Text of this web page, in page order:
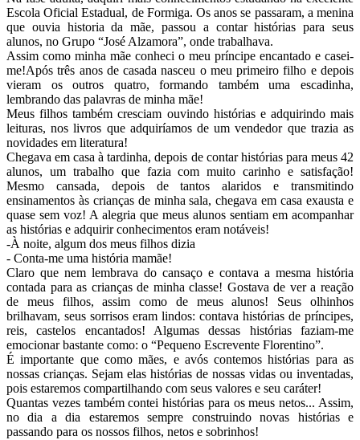
Escola Oficial Estadual, de Formiga. Os anos se passaram, a menina
que ouvia historia da mãe, passou a contar histórias para seus
alunos, no Grupo “José Alzamora”, onde trabalhava.
Assim como minha mãe conheci o meu príncipe encantado e casei-
me!Após três anos de casada nasceu o meu primeiro filho e depois
vieram os outros quatro, formando também uma escadinha,
lembrando das palavras de minha mãe!
Meus filhos também cresciam ouvindo histórias e adquirindo mais
leituras, nos livros que adquiríamos de um vendedor que trazia as
novidades em literatura!
Chegava em casa à tardinha, depois de contar histórias para meus 42
alunos, um trabalho que fazia com muito carinho e satisfação!
Mesmo cansada, depois de tantos alaridos e transmitindo
ensinamentos às crianças de minha sala, chegava em casa exausta e
quase sem voz! A alegria que meus alunos sentiam em acompanhar
as histórias e adquirir conhecimentos eram notáveis!
-À noite, algum dos meus filhos dizia
- Conta-me uma história mamãe!
Claro que nem lembrava do cansaço e contava a mesma história
contada para as crianças de minha classe! Gostava de ver a reação
de meus filhos, assim como de meus alunos! Seus olhinhos
brilhavam, seus sorrisos eram lindos: contava histórias de príncipes,
reis, castelos encantados! Algumas dessas histórias faziam-me
emocionar bastante como: o “Pequeno Escrevente Florentino”.
É importante que como mães, e avós contemos histórias para as
nossas crianças. Sejam elas histórias de nossas vidas ou inventadas,
pois estaremos compartilhando com seus valores e seu caráter!
Quantas vezes também contei histórias para os meus netos... Assim,
no dia a dia estaremos sempre construindo novas histórias e
passando para os nossos filhos, netos e sobrinhos!